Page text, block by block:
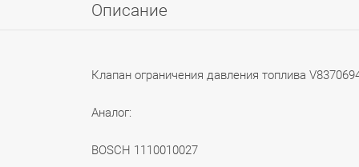
Описание
Клапан ограничения давления топлива
Аналог:
BOSCH 1110010027